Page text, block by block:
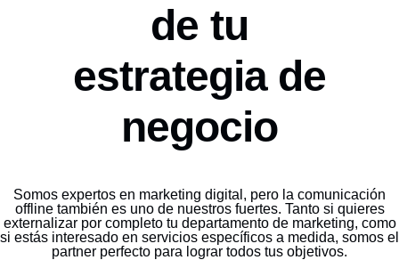
de tu
estrategia de
negocio
Somos expertos en marketing digital, pero la comunicación
offline también es uno de nuestros fuertes. Tanto si quieres
externalizar por completo tu departamento de marketing, como
si estás interesado en servicios específicos a medida, somos el
partner perfecto para lograr todos tus objetivos.